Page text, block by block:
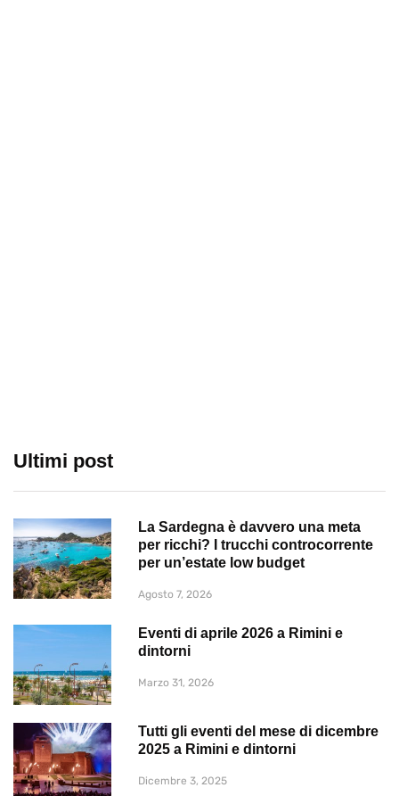
Ultimi post
La Sardegna è davvero una meta
per ricchi? I trucchi controcorrente
per un’estate low budget
Agosto 7, 2026
Eventi di aprile 2026 a Rimini e
dintorni
Marzo 31, 2026
Tutti gli eventi del mese di dicembre
2025 a Rimini e dintorni
Dicembre 3, 2025